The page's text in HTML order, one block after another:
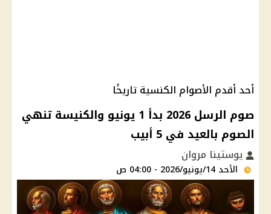
أحد أقدم الأصوام الكنسية تاريخًا
صوم الرسل 2026 بدأ 1 يونيو والكنيسة تنهي
الصوم بالعيد في 5 أبيب
يوستينا مروان
الأحد 14/يونيو/2026 - 04:00 ص